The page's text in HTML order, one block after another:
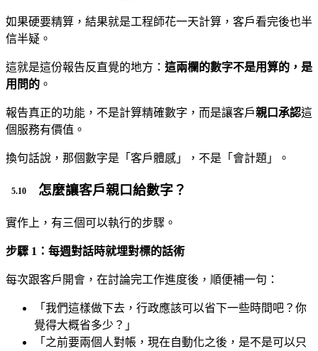
如果硬要精算，結果就是工程師花一天計算，客戶看完後也半
信半疑。
這就是這份報告反直覺的地方： 這兩欄的數字不是用算的，是
用問的 。
報告真正的功能，不是計算精確數字，而是讓客戶親口承認這
個服務有價值。
換句話說，那個數字是「客戶體感」，不是「會計題」。
怎麼讓客戶親口給數字？
實作上，有三個可以執行的步驟。
步驟 1：每週對話時就埋對標的話術
每次跟客戶開會，在討論完工作進度後，順便補一句：
「我們這樣做下去，行政應該可以省下一些時間吧？你
覺得大概省多少？」
「之前要兩個人對帳，現在自動化之後，是不是可以只